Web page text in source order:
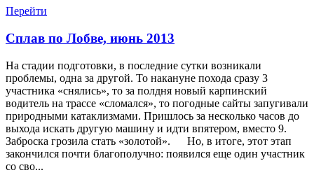
Перейти
Сплав по Лобве, июнь 2013
На стадии подготовки, в последние сутки возникали
проблемы, одна за другой. То накануне похода сразу 3
участника «снялись», то за полдня новый карпинский
водитель на трассе «сломался», то погодные сайты запугивали
природными катаклизмами. Пришлось за несколько часов до
выхода искать другую машину и идти впятером, вместо 9.
Заброска грозила стать «золотой». Но, в итоге, этот этап
закончился почти благополучно: появился еще один участник
со сво...